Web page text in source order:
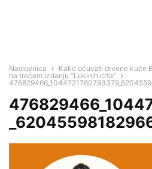
Naslovnica
Kako očuvati drvene kuće
na trećem izdanju “Lukinih crta”